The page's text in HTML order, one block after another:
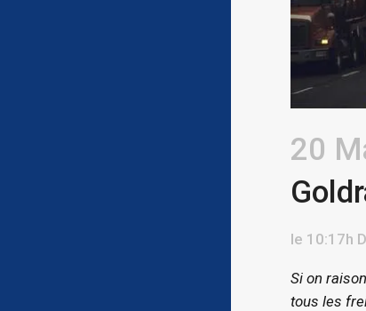
20
le 10:17h
Si on
tous les